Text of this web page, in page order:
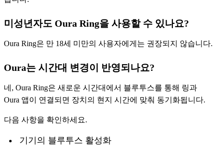
미성년자도 Oura Ring을 사용할 수 있나요?
Oura Ring은 만 18세 미만의 사용자에게는 권장되지 않습니다.
Oura는 시간대 변경이 반영되나요?
네, Oura Ring은 새로운 시간대에서 블루투스를 통해 링과
Oura 앱이 연결되면 장치의 현지 시간에 맞춰 동기화됩니다.
다음 사항을 확인하세요.
기기의 블루투스 활성화